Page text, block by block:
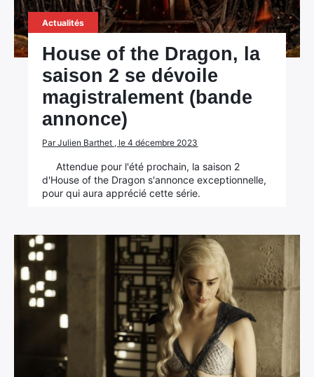
Actualités
House of the Dragon, la
saison 2 se dévoile
magistralement (bande
annonce)
Par Julien Barthet , le 4 décembre 2023
Attendue pour l'été prochain, la saison 2
d'House of the Dragon s'annonce exceptionnelle,
pour qui aura apprécié cette série.
Rechercher